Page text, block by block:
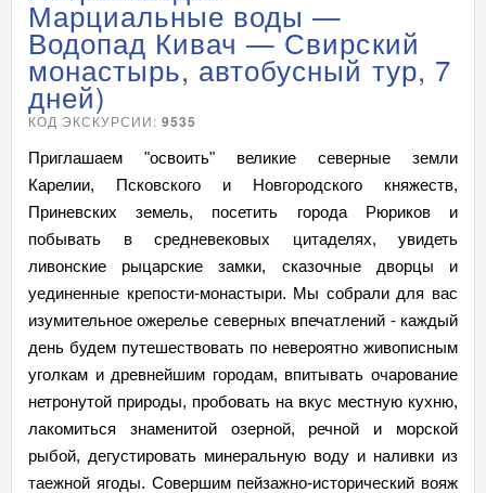
Марциальные воды —
Водопад Кивач — Свирский
монастырь, автобусный тур, 7
дней)
КОД ЭКСКУРСИИ:9535
Приглашаем "освоить" великие северные земли
Карелии, Псковского и Новгородского княжеств,
Приневских земель, посетить города Рюриков и
побывать в средневековых цитаделях, увидеть
ливонские рыцарские замки, сказочные дворцы и
уединенные крепости-монастыри. Мы собрали для вас
изумительное ожерелье северных впечатлений - каждый
день будем путешествовать по невероятно живописным
уголкам и древнейшим городам, впитывать очарование
нетронутой природы, пробовать на вкус местную кухню,
лакомиться знаменитой озерной, речной и морской
рыбой, дегустировать минеральную воду и наливки из
таежной ягоды. Совершим пейзажно-исторический вояж